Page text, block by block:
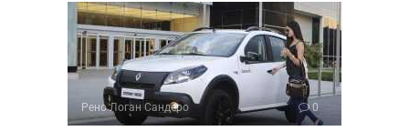
Рено Логан Сандеро 0